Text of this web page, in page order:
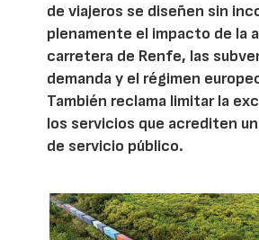
de viajeros se diseñen sin
plenamente el impacto de la
carretera de Renfe, las
demanda y el régimen
También reclama limitar la
los servicios que acrediten
de servicio público.